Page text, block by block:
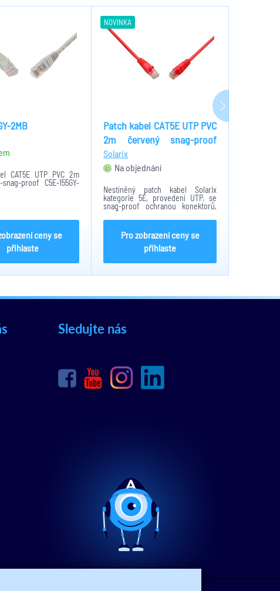
2MB
CAT5E UTP PVC 2m
proof C5E-155GY-
ceny se
přihlaste
NOVINKA
Patch kabel CAT5E UTP PVC
2m červený snag-proof
C5E-114RD-2MB
Solarix
Na objednání
Nestíněný patch kabel Solarix
kategorie 5E, provedení UTP, se
snag-proof ochranou konektorů,
plášť PVC červené barvy. Délka
kabelu 2m
Pro zobrazení ceny se
přihlaste
Sledujte nás